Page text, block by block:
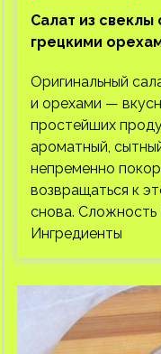
Салат из свеклы
грецкими
Оригинальный
и орехами —
простейших
ароматный,
непременно
возвращаться к
снова. Сложность
Ингредиенты